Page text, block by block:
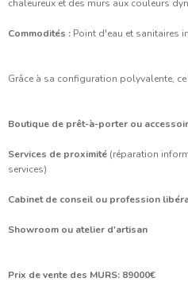
chaleureux et des murs aux couleurs
Commodités : Point d'eau et sanitaires
Grâce à sa configuration polyvalente,
Boutique de prêt-à-porter ou
Services de proximité (réparation
services)
Cabinet de conseil ou profession
Showroom ou atelier d'artisan
Prix de vente des MURS: 89000€